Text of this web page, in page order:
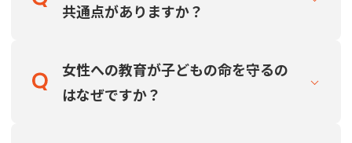
共通点がありますか？
女性への教育が子どもの命を守るの
はなぜですか？